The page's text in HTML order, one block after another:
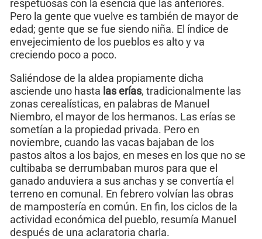
respetuosas con la esencia que las anteriores.
Pero la gente que vuelve es también de mayor de
edad; gente que se fue siendo niña. El índice de
envejecimiento de los pueblos es alto y va
creciendo poco a poco.
Saliéndose de la aldea propiamente dicha
asciende uno hasta las erías, tradicionalmente las
zonas cerealísticas, en palabras de Manuel
Niembro, el mayor de los hermanos. Las erías se
sometían a la propiedad privada. Pero en
noviembre, cuando las vacas bajaban de los
pastos altos a los bajos, en meses en los que no se
cultibaba se derrumbaban muros para que el
ganado anduviera a sus anchas y se convertía el
terreno en comunal. En febrero volvían las obras
de mampostería en común. En fin, los ciclos de la
actividad económica del pueblo, resumía Manuel
después de una aclaratoria charla.